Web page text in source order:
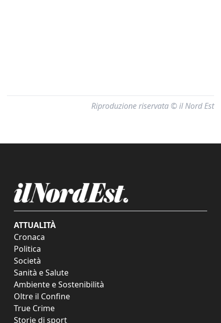
Riproduzione riservata © il Nord Est
ATTUALITÀ
Cronaca
Politica
Società
Sanità e Salute
Ambiente e Sostenibilità
Oltre il Confine
True Crime
Storie di sport